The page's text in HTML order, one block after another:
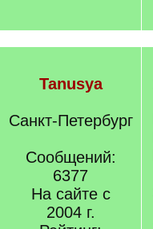
Tanusya
Санкт-Петербург
Сообщений:
6377
На сайте с
2004 г.